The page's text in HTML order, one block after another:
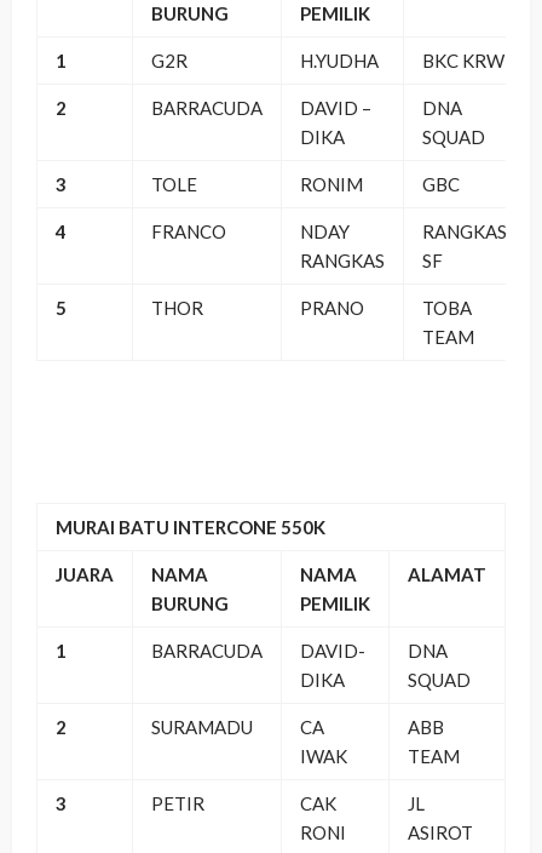
BURUNG
PEMILIK
1 G2R H.YUDHA BKC KRW
2 BARRACUDA
DAVID –
DIKA
DNA
SQUAD
3 TOLE RONIM GBC
4 FRANCO
NDAY
RANGKAS
RANGKAS
SF
5 THOR PRANO
TOBA
TEAM
MURAI BATU INTERCONE 550K
JUARA
NAMA
BURUNG
NAMA
PEMILIK
ALAMAT
1 BARRACUDA
DAVID-
DIKA
DNA
SQUAD
2 SURAMADU
CA
IWAK
ABB
TEAM
3 PETIR
CAK
RONI
JL
ASIROT